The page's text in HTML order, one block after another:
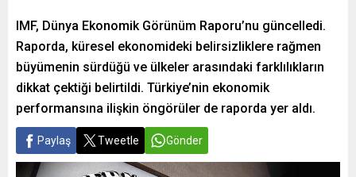
IMF, Dünya Ekonomik Görünüm Raporu’nu güncelledi.
Raporda, küresel ekonomideki belirsizliklere rağmen
büyümenin sürdüğü ve ülkeler arasındaki farklılıkların
dikkat çektiği belirtildi. Türkiye’nin ekonomik
performansına ilişkin öngörüler de raporda yer aldı.
Paylaş Tweetle Gönder